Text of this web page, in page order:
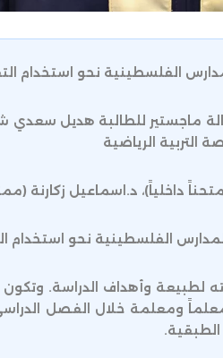
الفلسطينية نحو استخدام
ماجستير للطالبة هديل
التربية الرياضية
د.اسماعيل زكارنة
الفلسطينية نحو استخدام
لطبيعة وأهداف الدراسة.